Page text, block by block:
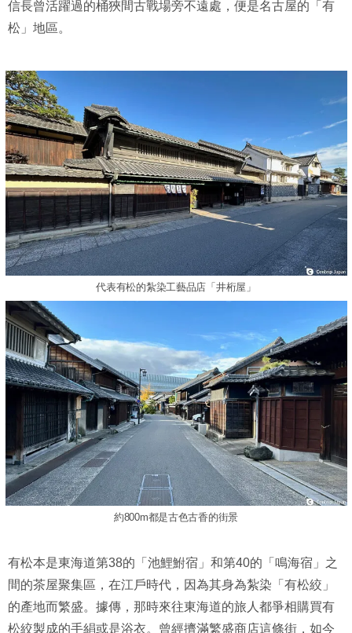
信長曾活躍過的桶狹間古戰場旁不遠處，便是名古屋的「有
松」地區。
代表有松的紮染工藝品店「井桁屋」
約800m都是古色古香的街景
有松本是東海道第38的「池鯉鮒宿」和第40的「鳴海宿」之
間的茶屋聚集區，在江戶時代，因為其身為紮染「有松絞」
的產地而繁盛。據傳，那時來往東海道的旅人都爭相購買有
松絞製成的手絹或是浴衣。曾經擠滿繁盛商店這條街，如今